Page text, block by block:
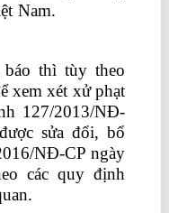
Nam.
thì tùy theo
xem xét xử phạt
127/2013/NĐ-
sửa đổi, bổ
NĐ-CP ngày
các quy định